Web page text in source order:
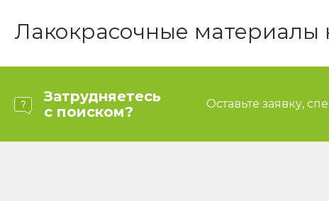
Лакокрасочные
Затрудняетесь
с поиском?
Оставьте заявку,